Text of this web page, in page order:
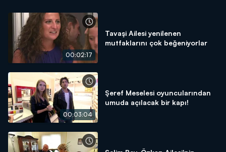
00:02:17
Tavaşi Ailesi yenilenen
mutfaklarını çok beğeniyorlar
00:03:04
Şeref Meselesi oyuncularından
umuda açılacak bir kapı!